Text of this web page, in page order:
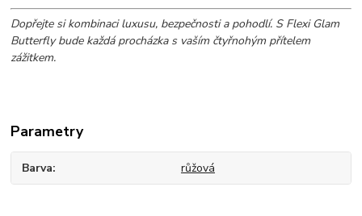
Dopřejte si kombinaci luxusu, bezpečnosti a pohodlí. S Flexi Glam
Butterfly bude každá procházka s vaším čtyřnohým přítelem
zážitkem.
Parametry
Barva růžová